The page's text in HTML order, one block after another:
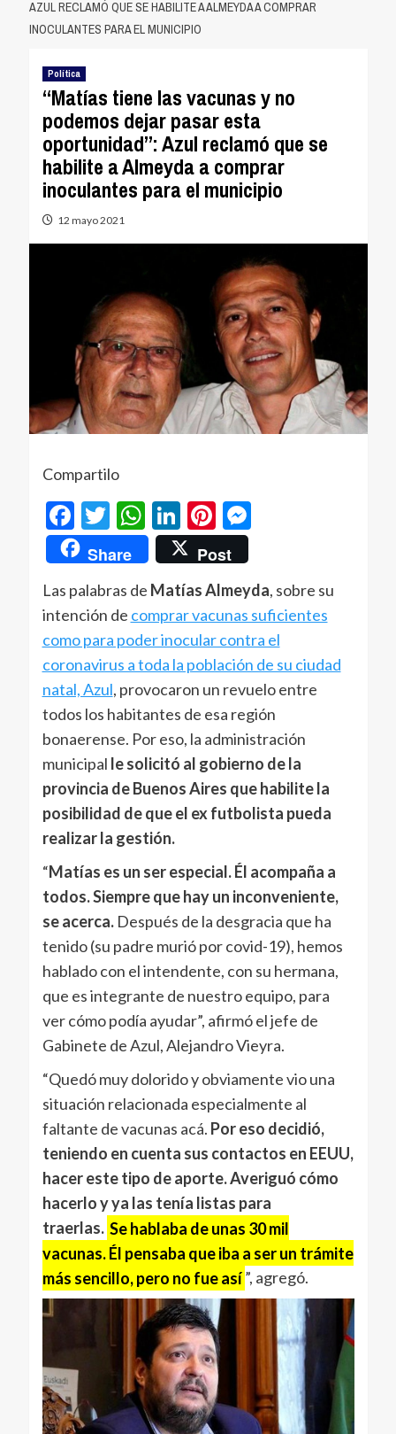
AZUL RECLAMÓ QUE SE HABILITE A ALMEYDA A COMPRAR
INOCULANTES PARA EL MUNICIPIO
Política
“Matías tiene las vacunas y no
podemos dejar pasar esta
oportunidad”: Azul reclamó que se
habilite a Almeyda a comprar
inoculantes para el municipio
12 mayo 2021
Compartilo
Facebook
Twitter
WhatsApp
LinkedIn
Pinterest
Messenger
Share Post
Las palabras de Matías Almeyda, sobre su
intención de comprar vacunas suficientes
como para poder inocular contra el
coronavirus a toda la población de su ciudad
natal, Azul, provocaron un revuelo entre
todos los habitantes de esa región
bonaerense. Por eso, la administración
municipal le solicitó al gobierno de la
provincia de Buenos Aires que habilite la
posibilidad de que el ex futbolista pueda
realizar la gestión.
“Matías es un ser especial. Él acompaña a
todos. Siempre que hay un inconveniente,
se acerca.Después de la desgracia que ha
tenido (su padre murió por covid-19), hemos
hablado con el intendente, con su hermana,
que es integrante de nuestro equipo, para
ver cómo podía ayudar”, afirmó el jefe de
Gabinete de Azul, Alejandro Vieyra.
“Quedó muy dolorido y obviamente vio una
situación relacionada especialmente al
faltante de vacunas acá. Por eso decidió,
teniendo en cuenta sus contactos en EEUU,
hacer este tipo de aporte. Averiguó cómo
hacerlo y ya las tenía listas para
traerlas. Se hablaba de unas 30 mil
vacunas. Él pensaba que iba a ser un trámite
más sencillo, pero no fue así ”, agregó.